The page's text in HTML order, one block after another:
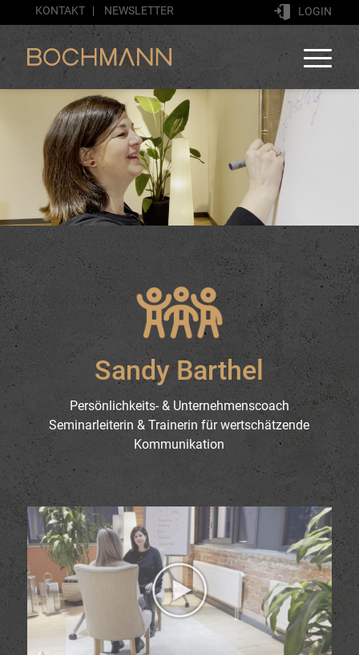
KONTAKT NEWSLETTER LOGIN
Sandy Barthel
Persönlichkeits- & Unternehmenscoach
Seminarleiterin & Trainerin für wertschätzende
Kommunikation